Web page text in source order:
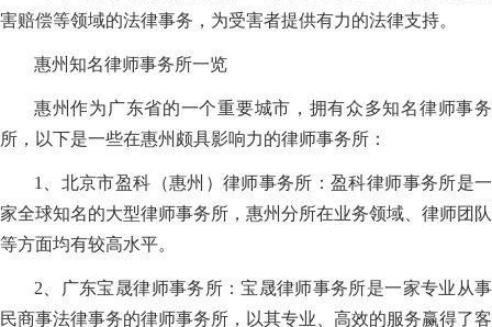
害赔偿等领域的法律事务，为受害者提供有力的法律支持。
惠州知名律师事务所一览
惠州作为广东省的一个重要城市，拥有众多知名律师事务
所，以下是一些在惠州颇具影响力的律师事务所：
1、北京市盈科（惠州）律师事务所：盈科律师事务所是一
家全球知名的大型律师事务所，惠州分所在业务领域、律师团队
等方面均有较高水平。
2、广东宝晟律师事务所：宝晟律师事务所是一家专业从事
民商事法律事务的律师事务所，以其专业、高效的服务赢得了客